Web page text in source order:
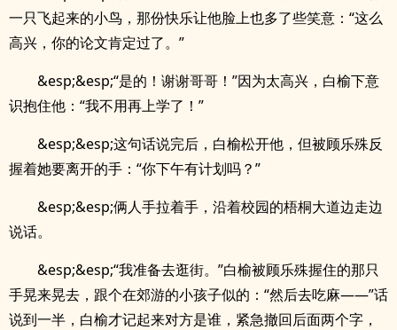
一只飞起来的小鸟，那份快乐让他脸上也多了些笑意：“这么
高兴，你的论文肯定过了。”
&esp;&esp;“是的！谢谢哥哥！”因为太高兴，白榆下意
识抱住他：“我不用再上学了！”
&esp;&esp;这句话说完后，白榆松开他，但被顾乐殊反
握着她要离开的手：“你下午有计划吗？”
&esp;&esp;俩人手拉着手，沿着校园的梧桐大道边走边
说话。
&esp;&esp;“我准备去逛街。”白榆被顾乐殊握住的那只
手晃来晃去，跟个在郊游的小孩子似的：“然后去吃麻——”话
说到一半，白榆才记起来对方是谁，紧急撤回后面两个字，